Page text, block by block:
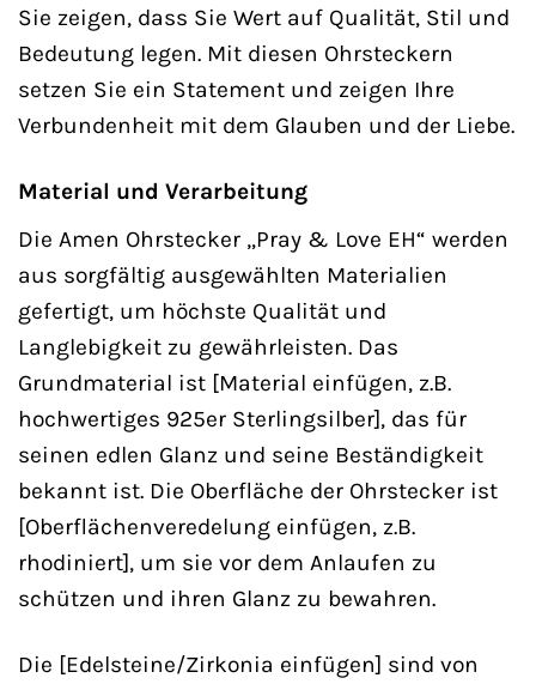
Sie zeigen, dass Sie Wert auf Qualität, Stil und
Bedeutung legen. Mit diesen Ohrsteckern
setzen Sie ein Statement und zeigen Ihre
Verbundenheit mit dem Glauben und der Liebe.
Material und Verarbeitung
Die Amen Ohrstecker „Pray & Love EH“ werden
aus sorgfältig ausgewählten Materialien
gefertigt, um höchste Qualität und
Langlebigkeit zu gewährleisten. Das
Grundmaterial ist [Material einfügen, z.B.
hochwertiges 925er Sterlingsilber], das für
seinen edlen Glanz und seine Beständigkeit
bekannt ist. Die Oberfläche der Ohrstecker ist
[Oberflächenveredelung einfügen, z.B.
rhodiniert], um sie vor dem Anlaufen zu
schützen und ihren Glanz zu bewahren.
Die [Edelsteine/Zirkonia einfügen] sind von